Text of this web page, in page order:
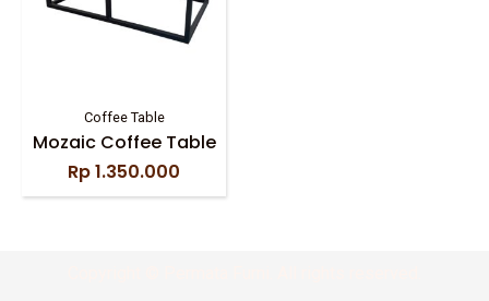
Coffee Table
Mozaic Coffee Table
Rp1.350.000